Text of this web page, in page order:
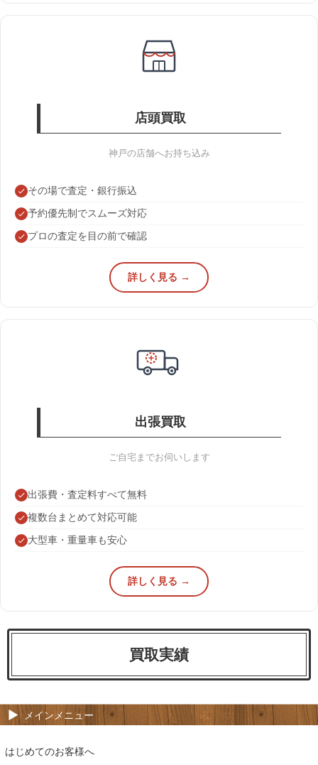
店頭買取
神戸の店舗へお持ち込み
その場で査定・銀行振込
予約優先制でスムーズ対応
プロの査定を目の前で確認
詳しく見る →
出張買取
ご自宅までお伺いします
出張費・査定料すべて無料
複数台まとめて対応可能
大型車・重量車も安心
詳しく見る →
買取実績
メインメニュー
はじめてのお客様へ